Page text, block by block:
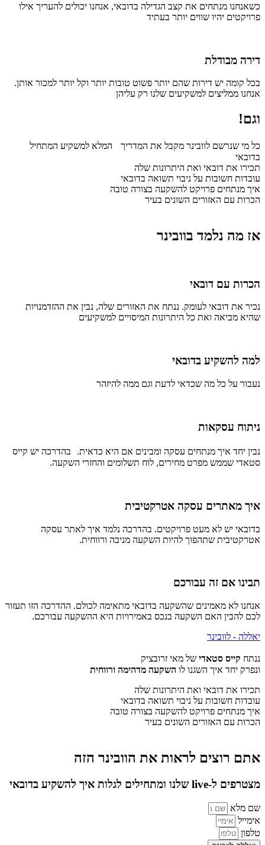
כשאנחנו מנתחים את קצב הגדילה בדובאי, אנחנו יכולים להעריך אילו
פרויקטים יהיו שווים יותר בעתיד
דירה מבודלת
בכל קומה יש דירות שהם יותר פשוט טובות יותר וקל יותר למכור אותן.
אנחנו ממליצים למשקיעים שלנו רק עליהן
וגם!
כל מי שנרשם לוובינר מקבל את המדריך המלא למשקיע המתחיל
בדובאי
תכירו את דובאי ואת היתרונות שלה
עובדות חשובות על ניבוי תשואה בדובאי
איך מנתחים פרויקט להשקעה בצורה טובה
הכרות עם האזורים השונים בעיר
אז מה נלמד בוובינר
הכרות עם דובאי
נכיר את דובאי לעומק. ננתח את האזורים שלה, נבין את ההזדמנויות
שהיא מביאה ואת כל היתרונות המיסויים למשקיעים
למה להשקיע בדובאי
נעבור על כל מה שכדאי לדעת וגם ממה להיזהר
ניתוח עסקאות
נבין יחד איך מנתחים עסקה ומבינים אם היא כדאית. בהדרכה יש קייס
סטאדי שממש מפרט מחירים, לוח תשלומים והחזרי השקעה.
איך מאתרים עסקה אטרקטיבית
בדובאי יש לא מעט פרויקטים. בהדרכה נלמד איך לאתר עסקה
אטרקטיבית שתהפוך להיות השקעה מניבה ורווחית.
תבינו אם זה עבורכם
אנחנו לא מאמינים שהשקעה בדובאי מתאימה לכולם. ההדרכה הזו תעזור
לכם להבין האם השקעה בנכס באמירויות היא ההשקעה עבורכם.
יאללה - לוובינר
ננתח קייס סטאדי של מאי זרובציק
ונפרק יחד איך השגנו לו השקעה מדהימה ורווחית
תכירו את דובאי ואת היתרונות שלה
עובדות חשובות על ניבוי תשואה בדובאי
איך מנתחים פרויקט להשקעה בצורה טובה
הכרות עם האזורים השונים בעיר
אתם רוצים לראות את הוובינר הזה
מצטרפים ל-live שלנו ומתחילים לגלות איך להשקיע בדובאי
שם מלא
אימייל
טלפון